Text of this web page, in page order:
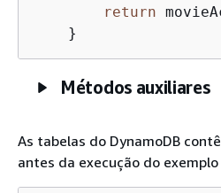
return
    }
Métodos auxiliares
As tabelas do DynamoDB
antes da execução do